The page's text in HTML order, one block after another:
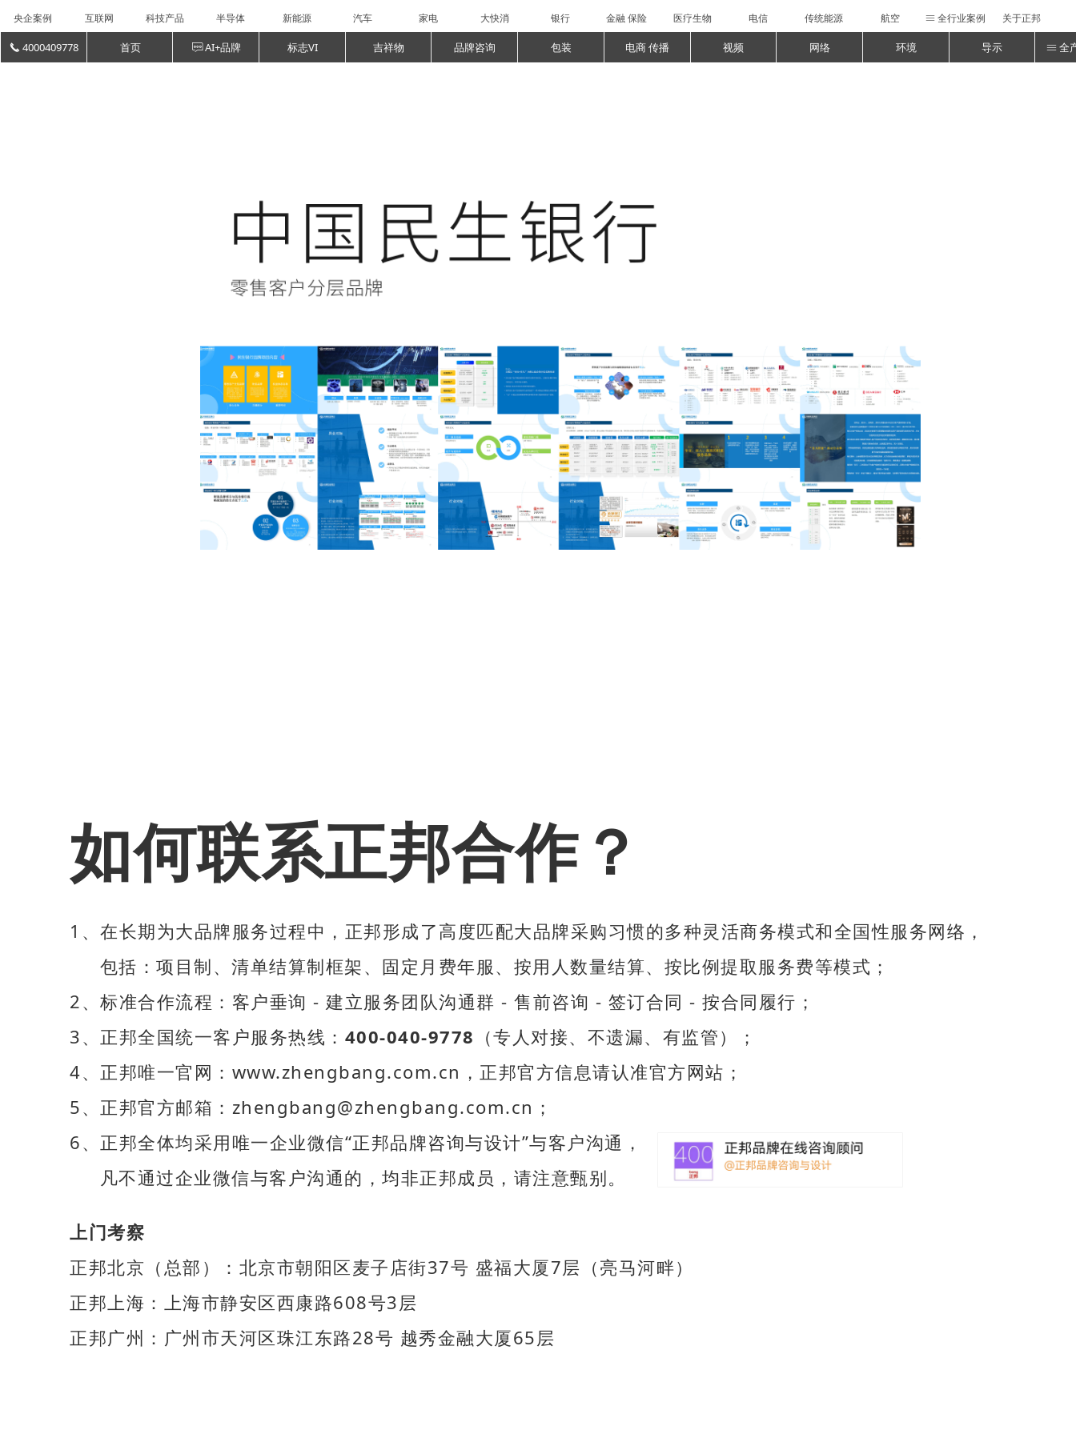
끅 4000409778 首页 ꁳ AI+品牌 标志VI 吉祥物 品牌咨询 包装 电商 传播 视频 网络 环境 导示 ꁔ 全
央企案例 互联网 科技产品 半导体 新能源 汽车 家电 大快消 银行 金融 保险 医疗生物 电信 传统能源 航空 ꁔ 全行业案例 关于正邦
如何联系正邦合作？
1、在长期为大品牌服务过程中，正邦形成了高度匹配大品牌采购习惯的多种灵活商务模式和全国性服务网络，
包括：项目制、清单结算制框架、固定月费年服、按用人数量结算、按比例提取服务费等模式；
2、标准合作流程：客户垂询 - 建立服务团队沟通群 - 售前咨询 - 签订合同 - 按合同履行；
3、正邦全国统一客户服务热线： 400-040-9778 （专人对接、不遗漏、有监管）；
4、正邦唯一官网：www.zhengbang.com.cn，正邦官方信息请认准官方网站；
5、正邦官方邮箱：zhengbang@zhengbang.com.cn；
6、正邦全体均采用唯一企业微信“正邦品牌咨询与设计”与客户沟通，
凡不通过企业微信与客户沟通的，均非正邦成员，请注意甄别。
上门考察
正邦北京（总部）：北京市朝阳区麦子店街37号 盛福大厦7层（亮马河畔）
正邦上海：上海市静安区西康路608号3层
正邦广州：广州市天河区珠江东路28号 越秀金融大厦65层